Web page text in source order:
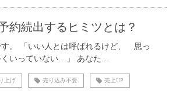
約続出するヒミツとは？
す。 「いい人とは呼ばれるけど、 思っ
いっていない…」 あなた...
上げ 売り込み不要 売上UP